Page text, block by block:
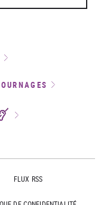
FLUX RSS